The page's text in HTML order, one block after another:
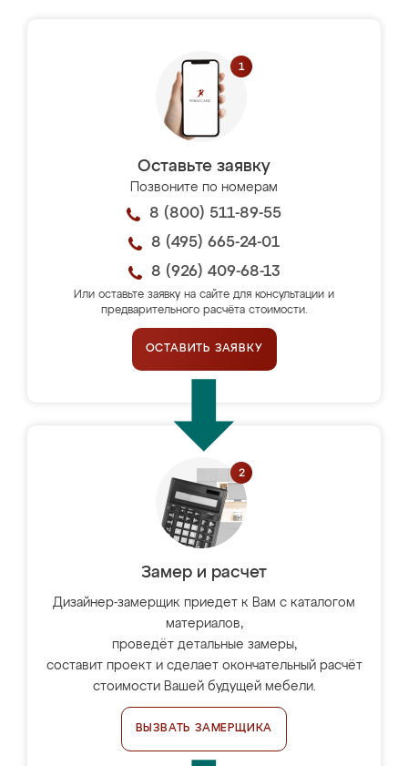
Оставьте заявку
Позвоните по номерам
8 (800) 511-89-55
8 (495) 665-24-01
8 (926) 409-68-13
Или оставьте заявку на сайте для консультации и
предварительного расчёта стоимости.
ОСТАВИТЬ ЗАЯВКУ
Замер и расчет
Дизайнер-замерщик приедет к Вам с каталогом
материалов,
проведёт детальные замеры,
составит проект и сделает окончательный расчёт
стоимости Вашей будущей мебели.
ВЫЗВАТЬ ЗАМЕРЩИКА